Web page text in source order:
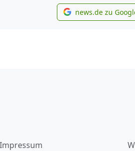
news.de zu
Impressum